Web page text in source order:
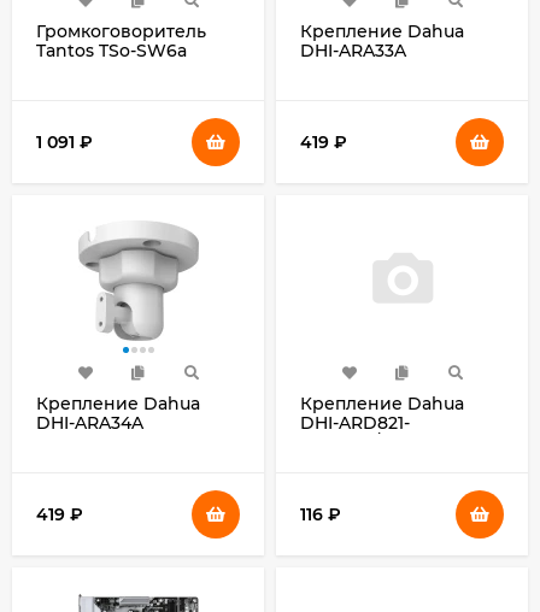
Громкоговоритель
Tantos TSo-SW6a
1 091 ₽
Крепление Dahua
DHI-ARA33A
419 ₽
Крепление Dahua
DHI-ARA34A
419 ₽
Крепление Dahua
DHI-ARD821-
116 ₽